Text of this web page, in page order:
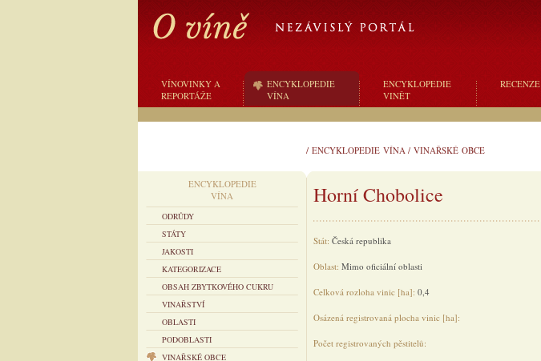
VÍNOVINKY A
REPORTÁŽE
ENCYKLOPEDIE
VÍNA
ENCYKLOPEDIE
VINĚT
RECENZE
/ ENCYKLOPEDIE VÍNA / VINAŘSKÉ OBCE
ENCYKLOPEDIE
VÍNA
ODRŮDY
STÁTY
JAKOSTI
KATEGORIZACE
OBSAH ZBYTKOVÉHO CUKRU
VINAŘSTVÍ
OBLASTI
PODOBLASTI
VINAŘSKÉ OBCE
Horní Chobolice
Stát: Česká republika
Oblast: Mimo oficiální oblasti
Celková rozloha vinic [ha]: 0,4
Osázená registrovaná plocha vinic [ha]:
Počet registrovaných pěstitelů: